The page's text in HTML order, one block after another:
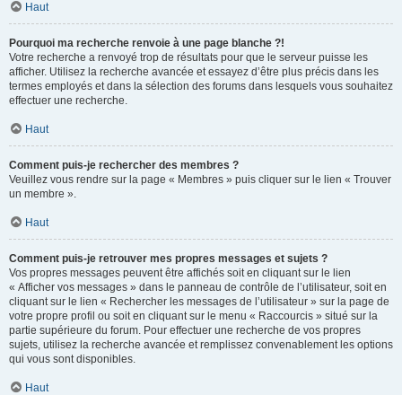
Haut
Pourquoi ma recherche renvoie à une page blanche ?!
Votre recherche a renvoyé trop de résultats pour que le serveur puisse les
afficher. Utilisez la recherche avancée et essayez d’être plus précis dans les
termes employés et dans la sélection des forums dans lesquels vous souhaitez
effectuer une recherche.
Haut
Comment puis-je rechercher des membres ?
Veuillez vous rendre sur la page « Membres » puis cliquer sur le lien « Trouver
un membre ».
Haut
Comment puis-je retrouver mes propres messages et sujets ?
Vos propres messages peuvent être affichés soit en cliquant sur le lien
« Afficher vos messages » dans le panneau de contrôle de l’utilisateur, soit en
cliquant sur le lien « Rechercher les messages de l’utilisateur » sur la page de
votre propre profil ou soit en cliquant sur le menu « Raccourcis » situé sur la
partie supérieure du forum. Pour effectuer une recherche de vos propres
sujets, utilisez la recherche avancée et remplissez convenablement les options
qui vous sont disponibles.
Haut